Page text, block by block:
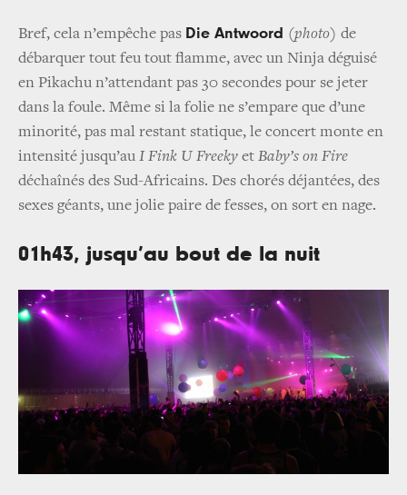
Bref, cela n’empêche pas Die Antwoord (photo) de
débarquer tout feu tout flamme, avec un Ninja déguisé
en Pikachu n’attendant pas 30 secondes pour se jeter
dans la foule. Même si la folie ne s’empare que d’une
minorité, pas mal restant statique, le concert monte en
intensité jusqu’au I Fink U Freeky et Baby’s on Fire
déchaînés des Sud-Africains. Des chorés déjantées, des
sexes géants, une jolie paire de fesses, on sort en nage.
01h43, jusqu’au bout de la nuit